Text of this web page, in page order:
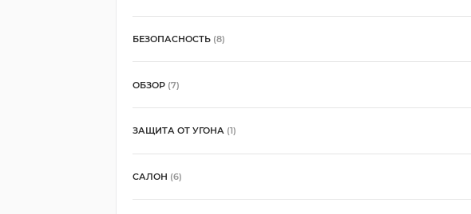
БЕЗОПАСНОСТЬ (8)
ОБЗОР (7)
ЗАЩИТА ОТ УГОНА (1)
САЛОН (6)